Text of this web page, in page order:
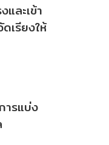
ละเข้า
เรียงให้
ารแบ่ง